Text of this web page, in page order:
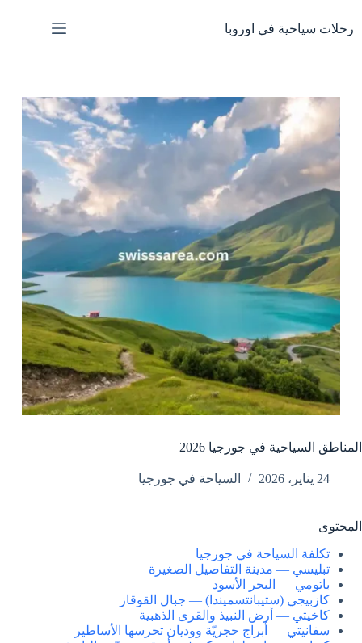
المحتوى
رحلات سياحية في اوروبا
المناطق السياحية في جورجيا 2026
24 يناير، 2026 السياحة في جورجيا
المحتوى
تكلفة السياحة في جورجيا
تبليسي — مدينة التفاصيل الصغيرة
باتومي — البحر الأسود
كازبيجي (ستيبانتسميندا) — جبال القوقاز
كاخيتي — أرض النبيذ والقرى الذهبية
سفانيتي — أبراج حجريّة ووديان تحرسها الأساطير